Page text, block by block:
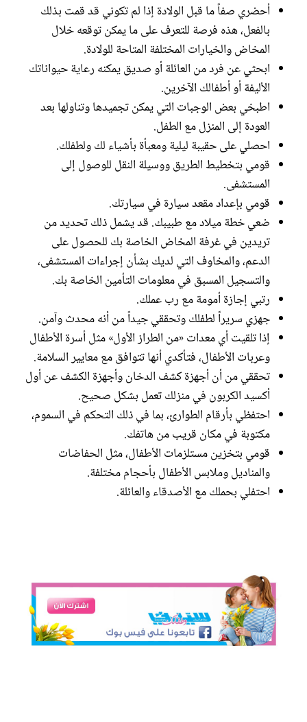
أحضري صفاً ما قبل الولادة إذا لم تكوني قد قمت بذلك
بالفعل، هذه فرصة للتعرف على ما يمكن توقعه خلال
المخاض والخيارات المختلفة المتاحة للولادة.
ابحثي عن فرد من العائلة أو صديق يمكنه رعاية حيواناتك
الأليفة أو أطفالك الآخرين.
اطبخي بعض الوجبات التي يمكن تجميدها وتناولها بعد
العودة إلى المنزل مع الطفل.
احصلي على حقيبة ليلية ومعبأة بأشياء لك ولطفلك.
قومي بتخطيط الطريق ووسيلة النقل للوصول إلى
المستشفى.
قومي بإعداد مقعد سيارة في سيارتك.
ضعي خطة ميلاد مع طبيبك. قد يشمل ذلك تحديد من
تريدين في غرفة المخاض الخاصة بك للحصول على
الدعم، والمخاوف التي لديك بشأن إجراءات المستشفى،
والتسجيل المسبق في معلومات التأمين الخاصة بك.
رتبي إجازة أمومة مع رب عملك.
جهزي سريراً لطفلك وتحققي جيداً من أنه محدث وآمن.
إذا تلقيت أي معدات «من الطراز الأول» مثل أسرة الأطفال
وعربات الأطفال، فتأكدي أنها تتوافق مع معايير السلامة.
تحققي من أن أجهزة كشف الدخان وأجهزة الكشف عن أول
أكسيد الكربون في منزلك تعمل بشكل صحيح.
احتفظي بأرقام الطوارئ، بما في ذلك التحكم في السموم،
مكتوبة في مكان قريب من هاتفك.
قومي بتخزين مستلزمات الأطفال، مثل الحفاضات
والمناديل وملابس الأطفال بأحجام مختلفة.
احتفلي بحملك مع الأصدقاء والعائلة.